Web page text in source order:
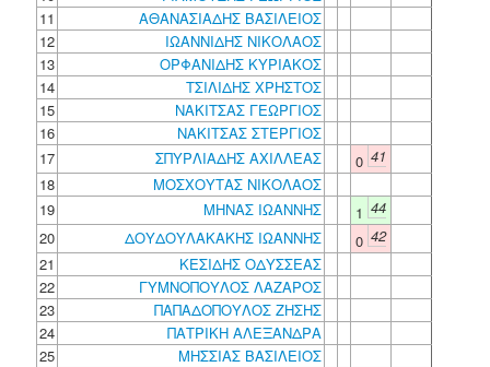
11
ΑΘΑΝΑΣΙΑΔΗΣ ΒΑΣΙΛΕΙΟΣ
12
ΙΩΑΝΝΙΔΗΣ ΝΙΚΟΛΑΟΣ
13
ΟΡΦΑΝΙΔΗΣ ΚΥΡΙΑΚΟΣ
14
ΤΣΙΛΙΔΗΣ ΧΡΗΣΤΟΣ
15
ΝΑΚΙΤΣΑΣ ΓΕΩΡΓΙΟΣ
16
ΝΑΚΙΤΣΑΣ ΣΤΕΡΓΙΟΣ
17
ΣΠΥΡΛΙΑΔΗΣ ΑΧΙΛΛΕΑΣ 0 41
18
ΜΟΣΧΟΥΤΑΣ ΝΙΚΟΛΑΟΣ
19
ΜΗΝΑΣ ΙΩΑΝΝΗΣ 1 44
20
ΔΟΥΔΟΥΛΑΚΑΚΗΣ ΙΩΑΝΝΗΣ 0 42
21
ΚΕΣΙΔΗΣ ΟΔΥΣΣΕΑΣ
22
ΓΥΜΝΟΠΟΥΛΟΣ ΛΑΖΑΡΟΣ
23
ΠΑΠΑΔΟΠΟΥΛΟΣ ΖΗΣΗΣ
24
ΠΑΤΡΙΚΗ ΑΛΕΞΑΝΔΡΑ
25
ΜΗΣΣΙΑΣ ΒΑΣΙΛΕΙΟΣ